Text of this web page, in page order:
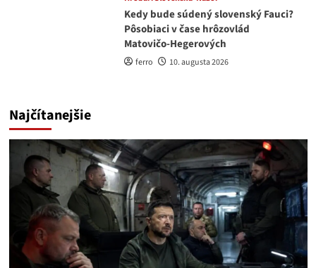
Kedy bude súdený slovenský Fauci?
Pôsobiaci v čase hrôzovlád
Matovičo-Hegerových
ferro 10. augusta 2026
Najčítanejšie